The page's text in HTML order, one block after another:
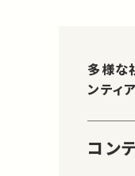
多様な
ンティ
コン